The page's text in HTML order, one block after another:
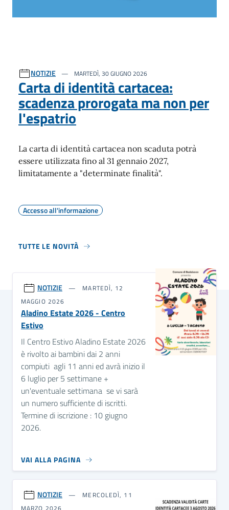
NOTIZIE MARTEDÌ, 30 GIUGNO 2026
Carta di identità cartacea:
scadenza prorogata ma non per
l'espatrio
La carta di identità cartacea non scaduta potrà
essere utilizzata fino al 31 gennaio 2027,
limitatamente a "determinate finalità".
Accesso all'informazione
TUTTE LE NOVITÀ
NOTIZIE
MARTEDÌ, 12
MAGGIO 2026
Aladino Estate 2026 - Centro
Estivo
Il Centro Estivo Aladino Estate 2026
è rivolto ai bambini dai 2 anni
compiuti agli 11 anni ed avrà inizio il
6 luglio per 5 settimane +
un'eventuale settimana se vi sarà
un numero sufficiente di iscritti.
Termine di iscrizione : 10 giugno
2026.
VAI ALLA PAGINA
NOTIZIE
MERCOLEDÌ, 11